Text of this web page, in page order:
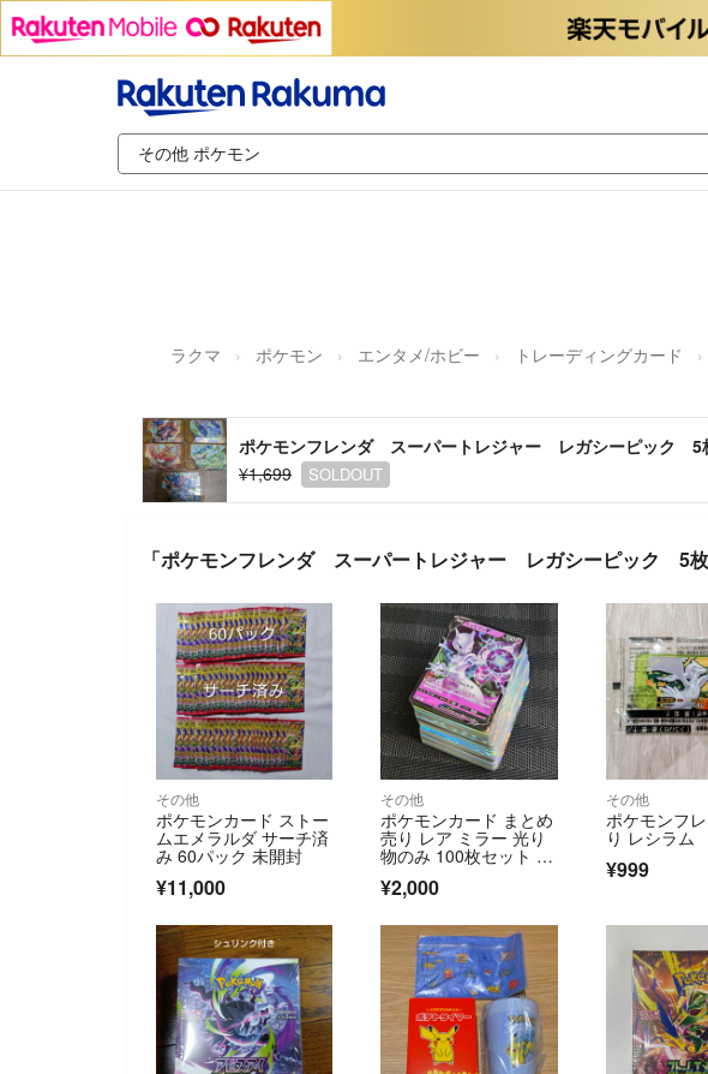
ラクマ ポケモン エンタメ/ホビー トレーディングカード
ポケモンフレンダ スーパートレジャー レガシーピック 5
¥1,699
SOLDOUT
「ポケモンフレンダ スーパートレジャー レガシーピック 5
その他
ポケモンカード ストー
ムエメラルダ サーチ済
み 60パック 未開封
¥11,000
その他
ポケモンカード まとめ
売り レア ミラー 光り
物のみ 100枚セット 引
退品 ミュウツーV
¥2,000
その他
ポケモンフ
り レシラム
¥999